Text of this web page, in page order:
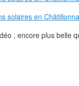
, encore plus belle